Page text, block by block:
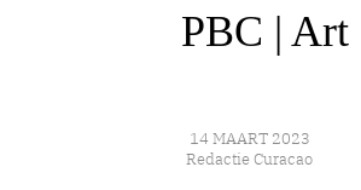
PBC | Art
14 MAART 2023
Redactie Curacao